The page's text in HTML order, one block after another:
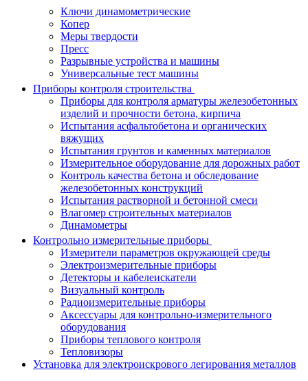
Ключи динамометрические
Копер
Меры твердости
Пресс
Разрывные устройства и машины
Универсальные тест машины
Приборы контроля строительства
Приборы для контроля арматуры железобетонных
изделий и прочности бетона, кирпича
Испытания асфальтобетона и органических
вяжущих
Испытания грунтов и каменных материалов
Измерительное оборудование для дорожных работ
Контроль качества бетона и обследование
железобетонных конструкций
Испытания растворной и бетонной смеси
Влагомер строительных материалов
Динамометры
Контрольно измерительные приборы
Измерители параметров окружающей среды
Электроизмерительные приборы
Детекторы и кабелеискатели
Визуальный контроль
Радиоизмерительные приборы
Аксессуары для контрольно-измерительного
оборудования
Приборы теплового контроля
Тепловизоры
Установка для электроискрового легирования металлов